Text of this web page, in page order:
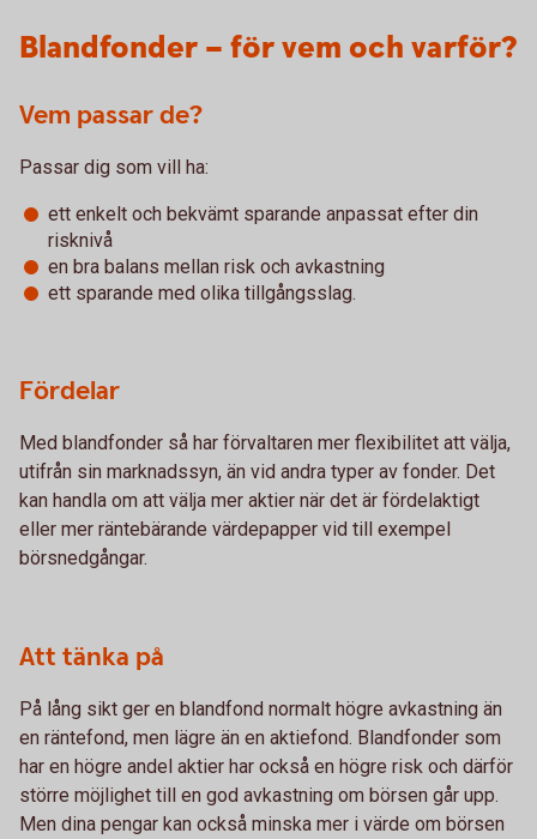
Blandfonder – för vem och varför?
Vem passar de?
Passar dig som vill ha:
ett enkelt och bekvämt sparande anpassat efter din
risknivå
en bra balans mellan risk och avkastning
ett sparande med olika tillgångsslag.
Fördelar
Med blandfonder så har förvaltaren mer flexibilitet att välja,
utifrån sin marknadssyn, än vid andra typer av fonder. Det
kan handla om att välja mer aktier när det är fördelaktigt
eller mer räntebärande värdepapper vid till exempel
börsnedgångar.
Att tänka på
På lång sikt ger en blandfond normalt högre avkastning än
en räntefond, men lägre än en aktiefond. Blandfonder som
har en högre andel aktier har också en högre risk och därför
större möjlighet till en god avkastning om börsen går upp.
Men dina pengar kan också minska mer i värde om börsen